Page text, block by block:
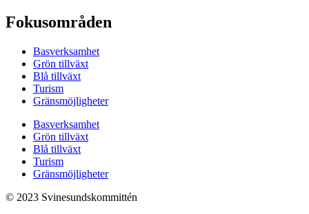
Fokusområden
Basverksamhet
Grön tillväxt
Blå tillväxt
Turism
Gränsmöjligheter
Basverksamhet
Grön tillväxt
Blå tillväxt
Turism
Gränsmöjligheter
© 2023 Svinesundskommittén